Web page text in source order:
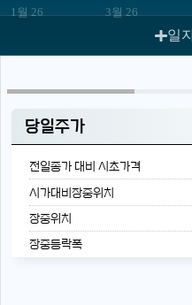
1월 26 3월 26
일
당일주가
전일종가 대비 시초가격
시가대비장중위치
장중위치
장중등락폭